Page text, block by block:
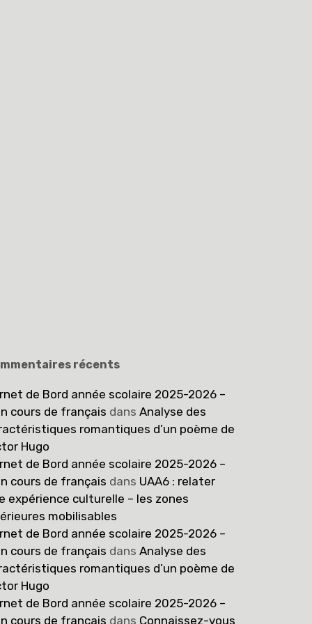
récents
de Bord année scolaire 2025-2026 –
cours de français dansAnalyse des
romantiques d’un poème de
Hugo
de Bord année scolaire 2025-2026 –
cours de français dans UAA6 : relater
expérience culturelle – les zones
mobilisables
de Bord année scolaire 2025-2026 –
cours de français dansAnalyse des
romantiques d’un poème de
Hugo
de Bord année scolaire 2025-2026 –
cours de français dans Connaissez-vous